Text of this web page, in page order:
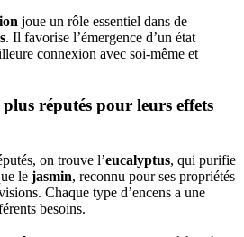
joue un rôle essentiel dans de
. Il favorise l’émergence d’un état
connexion avec soi-même et
plus réputés pour leurs effets
on trouve l’eucalyptus, qui purifie
le jasmin, reconnu pour ses propriétés
Chaque type d’encens a une
besoins.